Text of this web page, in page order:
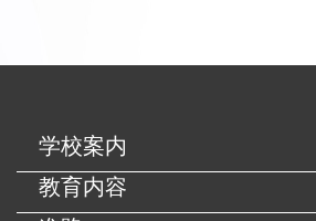
学校案内
教育内容